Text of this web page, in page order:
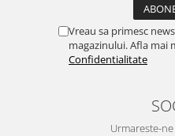
Vreau sa primesc
magazinului. Afla mai
Confidentialitate
Urmareste-